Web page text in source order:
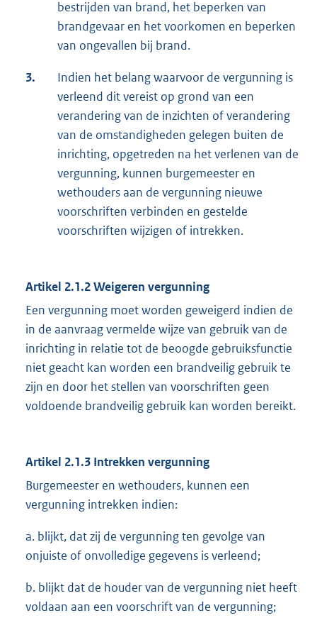
bestrijden van brand, het beperken van
brandgevaar en het voorkomen en beperken
van ongevallen bij brand.
3.
Indien het belang waarvoor de vergunning is
verleend dit vereist op grond van een
verandering van de inzichten of verandering
van de omstandigheden gelegen buiten de
inrichting, opgetreden na het verlenen van de
vergunning, kunnen burgemeester en
wethouders aan de vergunning nieuwe
voorschriften verbinden en gestelde
voorschriften wijzigen of intrekken.
Artikel 2.1.2 Weigeren vergunning
Een vergunning moet worden geweigerd indien de
in de aanvraag vermelde wijze van gebruik van de
inrichting in relatie tot de beoogde gebruiksfunctie
niet geacht kan worden een brandveilig gebruik te
zijn en door het stellen van voorschriften geen
voldoende brandveilig gebruik kan worden bereikt.
Artikel 2.1.3 Intrekken vergunning
Burgemeester en wethouders, kunnen een
vergunning intrekken indien:
a. blijkt, dat zij de vergunning ten gevolge van
onjuiste of onvolledige gegevens is verleend;
b. blijkt dat de houder van de vergunning niet heeft
voldaan aan een voorschrift van de vergunning;